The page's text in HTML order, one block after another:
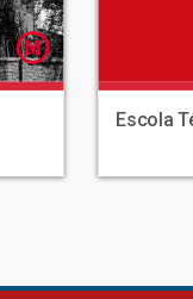
Escola